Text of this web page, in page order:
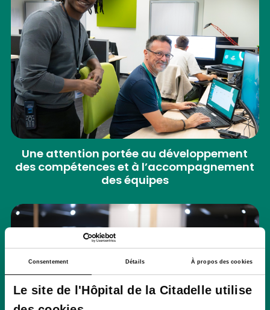
Consentement Détails À propos des cookies
Le site de l'Hôpital de la Citadelle utilise
Une attention portée au développement
des compétences et à l’accompagnement
des équipes